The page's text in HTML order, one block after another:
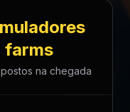
farms
na chegada